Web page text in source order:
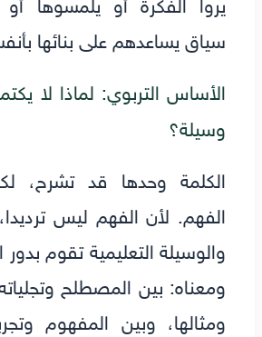
سياق يساعدهم على بنائها
الأساس التربوي: لماذا لا
وسيلة؟
الكلمة وحدها قد تشرح،
الفهم. لأن الفهم ليس
والوسيلة التعليمية تقوم بدور
ومعناه: بين المصطلح
ومثالها، وبين المفهوم